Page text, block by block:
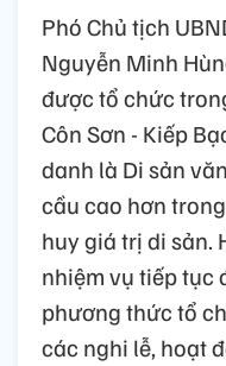
Phó Chủ tịch
Nguyễn Minh
được tổ chức
Côn Sơn - Kiếp
danh là Di sản
cầu cao hơn
huy giá trị di sản.
nhiệm vụ tiếp tục
phương thức tổ
các nghi lễ, hoạt